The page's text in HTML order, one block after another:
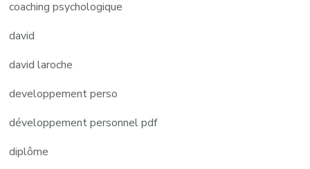
coaching psychologique
david
david laroche
developpement perso
développement personnel pdf
diplôme